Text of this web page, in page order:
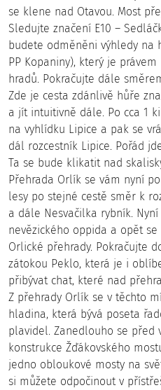
se klene nad Otavou. Most
Sledujte značení E10 –
budete odměněni výhledy na
PP Kopaniny), který je
hradů. Pokračujte dále
Zde je cesta zdánlivě hůře
a jít intuitivně dále. Po cca 1
na vyhlídku Lipice a pak se
dál rozcestník Lipice. Pořád
Ta se bude klikatit nad
Přehrada Orlík se vám nyní
lesy po stejné cestě směr k
a dále Nesvačilka rybník.
nevězického oppida a opět
Orlické přehrady. Pokračujte
zátokou Peklo, která je i
přibývat chat, které nad
Z přehrady Orlík se v těchto
hladina, která bývá poseta
plavidel. Zanedlouho se před
konstrukce Žďákovského
jedno obloukové mosty na
si můžete odpočinout v